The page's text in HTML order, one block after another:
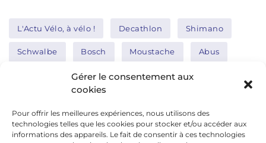
Gérer le consentement aux
cookies
Pour offrir les meilleures expériences, nous utilisons des
technologies telles que les cookies pour stocker et/ou accéder aux
informations des appareils. Le fait de consentir à ces technologies
L'Actu Vélo, à vélo ! Decathlon Shimano
Schwalbe Bosch Moustache Abus
Thule Nakamura
Réseaux sociaux